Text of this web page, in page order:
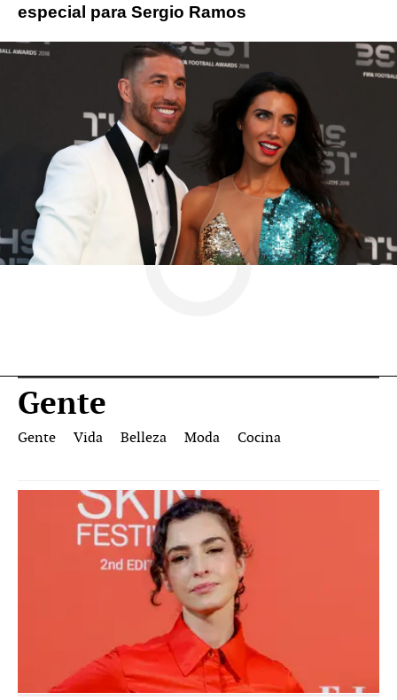
especial para Sergio Ramos
redes sociales
» Gente
Gente
Gente Vida Belleza Moda Cocina